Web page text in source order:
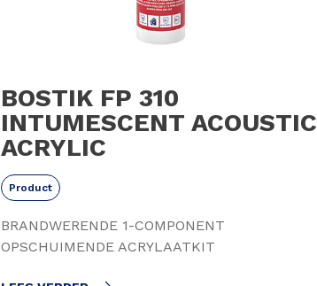
BOSTIK FP 310
INTUMESCENT ACOUSTIC
ACRYLIC
Product
BRANDWERENDE 1-COMPONENT
OPSCHUIMENDE ACRYLAATKIT